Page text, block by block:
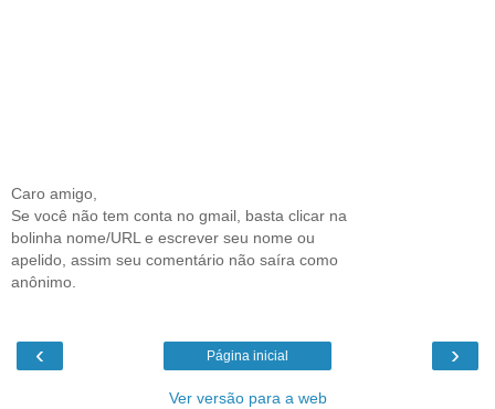
Caro amigo,
Se você não tem conta no gmail, basta clicar na
bolinha nome/URL e escrever seu nome ou
apelido, assim seu comentário não saíra como
anônimo.
‹ ›
Página inicial
Ver versão para a web